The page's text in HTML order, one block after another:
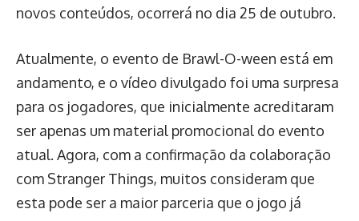
novos conteúdos, ocorrerá no dia 25 de outubro.
Atualmente, o evento de Brawl-O-ween está em
andamento, e o vídeo divulgado foi uma surpresa
para os jogadores, que inicialmente acreditaram
ser apenas um material promocional do evento
atual. Agora, com a confirmação da colaboração
com Stranger Things, muitos consideram que
esta pode ser a maior parceria que o jogo já